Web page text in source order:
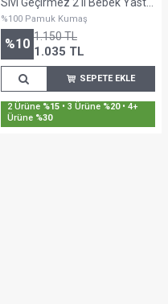
Alezi
%100 Pamuk Kumaş
%10 1.150TL
1.035 TL
SEPETE EKLE
2 Ürüne %15 • 3 Ürüne %20• 4+
Ürüne %30